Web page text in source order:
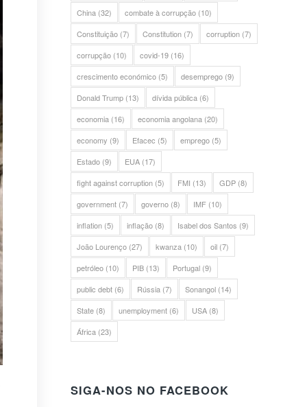
China (32) combate à corrupção (10)
Constituição (7) Constitution (7) corruption (7)
corrupção (10) covid-19 (16)
crescimento económico (5) desemprego (9)
Donald Trump (13) dívida pública (6)
economia (16) economia angolana (20)
economy (9) Efacec (5) emprego (5)
Estado (9) EUA (17)
fight against corruption (5) FMI (13) GDP (8)
government (7) governo (8) IMF (10)
inflation (5) inflação (8) Isabel dos Santos (9)
João Lourenço (27) kwanza (10) oil (7)
petróleo (10) PIB (13) Portugal (9)
public debt (6) Rússia (7) Sonangol (14)
State (8) unemployment (6) USA (8)
África (23)
SIGA-NOS NO FACEBOOK